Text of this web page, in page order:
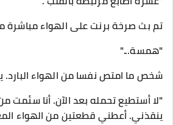
تم بث صرخة برنت على الهواء مباشرة
"همسة..."
شخص ما امتص نفسا من الهواء البارد.
"لا أستطيع تحمله بعد الآن. أنا
ينقذني. أعطني قطعتين من الهواء